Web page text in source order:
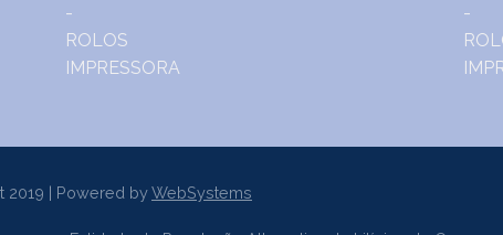
2019 | Powered byWebSystems